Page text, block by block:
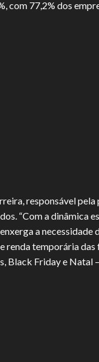
com 77,2% dos
responsável
“Com a dinâmica
a necessidade
renda temporária
Black Friday e